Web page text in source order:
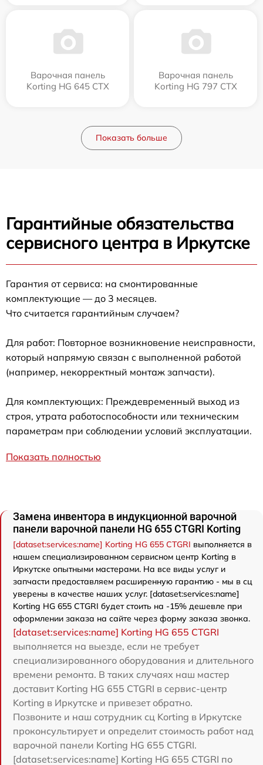
Варочная панель
Korting HG 645 CTX
Варочная панель
Korting HG 797 CTX
Показать больше
Гарантийные обязательства
сервисного центра в Иркутске
Гарантия от сервиса: на смонтированные
комплектующие — до 3 месяцев.
Что считается гарантийным случаем?
Для работ: Повторное возникновение неисправности,
который напрямую связан с выполненной работой
(например, некорректный монтаж запчасти).
Для комплектующих: Преждевременный выход из
строя, утрата работоспособности или техническим
параметрам при соблюдении условий эксплуатации.
Показать полностью
Замена инвентора в индукционной варочной
панели варочной панели HG 655 CTGRI Korting
[dataset:services:name] Korting HG 655 CTGRI выполняется в
нашем специализированном сервисном центр Korting в
Иркутске опытными мастерами. На все виды услуг и
запчасти предоставляем расширенную гарантию - мы в сц
уверены в качестве наших услуг. [dataset:services:name]
Korting HG 655 CTGRI будет стоить на -15% дешевле при
оформлении заказа на сайте через форму заказа звонка.
[dataset:services:name] Korting HG 655 CTGRI
выполняется на выезде, если не требует
специализированного оборудования и длительного
времени ремонта. В таких случаях наш мастер
доставит Korting HG 655 CTGRI в сервис-центр
Korting в Иркутске и привезет обратно.
Позвоните и наш сотрудник сц Korting в Иркутске
проконсультирует и определит стоимость работ над
варочной панели Korting HG 655 CTGRI.
[dataset:services:name] Korting HG 655 CTGRI по